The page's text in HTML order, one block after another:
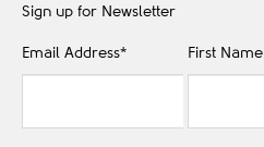
Sign up for Newsletter
Email Address* First Name